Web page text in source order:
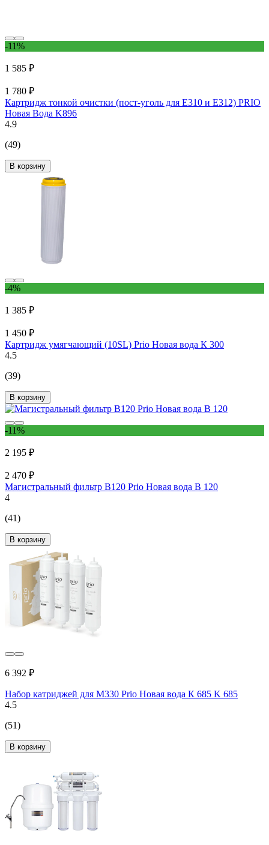
-11%
1 585 ₽
1 780 ₽
Картридж тонкой очистки (пост-уголь для Е310 и Е312) PRIO
Новая Вода K896
4.9
(49)
В корзину
-4%
1 385 ₽
1 450 ₽
Картридж умягчающий (10SL) Prio Новая вода К 300
4.5
(39)
В корзину
-11%
2 195 ₽
2 470 ₽
Магистральный фильтр B120 Prio Новая вода B 120
4
(41)
В корзину
6 392 ₽
Набор катриджей для М330 Prio Новая вода К 685 K 685
4.5
(51)
В корзину